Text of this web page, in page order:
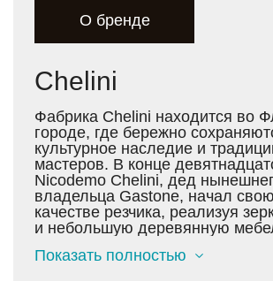
О бренде
Chelini
Фабрика Chelini находится во
городе, где бережно
культурное наследие и
мастеров. В конце
Nicodemo Chelini, дед
владельцa Gastone, начал
качестве резчика, реализуя
и небольшую деревянную
мотивов и опыт флорентийского
Показать полностью